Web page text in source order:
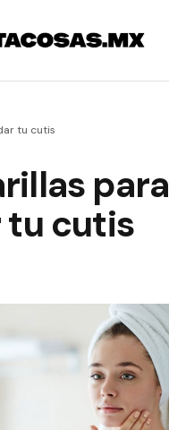
tu cutis
para
tu cutis